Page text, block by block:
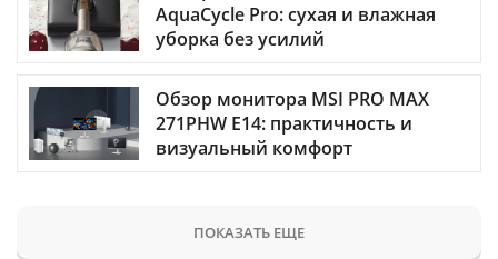
AquaCycle Pro: сухая и влажная
уборка без усилий
Обзор монитора MSI PRO MAX
271PHW E14: практичность и
визуальный комфорт
ПОКАЗАТЬ ЕЩЕ